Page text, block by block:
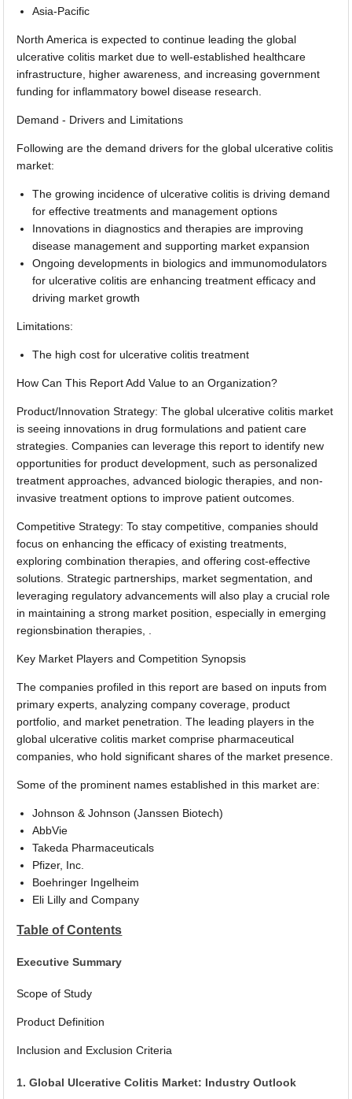
Asia-Pacific
North America is expected to continue leading the global
ulcerative colitis market due to well-established healthcare
infrastructure, higher awareness, and increasing government
funding for inflammatory bowel disease research.
Demand - Drivers and Limitations
Following are the demand drivers for the global ulcerative colitis
market:
The growing incidence of ulcerative colitis is driving demand
for effective treatments and management options
Innovations in diagnostics and therapies are improving
disease management and supporting market expansion
Ongoing developments in biologics and immunomodulators
for ulcerative colitis are enhancing treatment efficacy and
driving market growth
Limitations:
The high cost for ulcerative colitis treatment
How Can This Report Add Value to an Organization?
Product/Innovation Strategy: The global ulcerative colitis market
is seeing innovations in drug formulations and patient care
strategies. Companies can leverage this report to identify new
opportunities for product development, such as personalized
treatment approaches, advanced biologic therapies, and non-
invasive treatment options to improve patient outcomes.
Competitive Strategy: To stay competitive, companies should
focus on enhancing the efficacy of existing treatments,
exploring combination therapies, and offering cost-effective
solutions. Strategic partnerships, market segmentation, and
leveraging regulatory advancements will also play a crucial role
in maintaining a strong market position, especially in emerging
regionsbination therapies, .
Key Market Players and Competition Synopsis
The companies profiled in this report are based on inputs from
primary experts, analyzing company coverage, product
portfolio, and market penetration. The leading players in the
global ulcerative colitis market comprise pharmaceutical
companies, who hold significant shares of the market presence.
Some of the prominent names established in this market are:
Johnson & Johnson (Janssen Biotech)
AbbVie
Takeda Pharmaceuticals
Pfizer, Inc.
Boehringer Ingelheim
Eli Lilly and Company
Table of Contents
Executive Summary
Scope of Study
Product Definition
Inclusion and Exclusion Criteria
1. Global Ulcerative Colitis Market: Industry Outlook